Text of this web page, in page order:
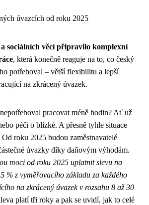
úvazcích od roku 2025
sociálních věcí připravilo komplexní
, která konečně reaguje na to, co český
potřeboval – větší flexibilitu a lepší
na zkrácený úvazek.
pracovat méně hodin? Ať už
péči o blízké. A přesně tyhle situace
roku 2025 budou zaměstnavatelé
úvazky díky daňovým výhodám.
moci od roku 2025 uplatnit slevu na
% z vyměřovacího základu za každého
na zkrácený úvazek v rozsahu 8 až 30
platí tři roky a pak se uvidí, jak to celé